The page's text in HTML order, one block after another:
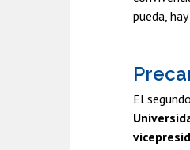
pueda,
El